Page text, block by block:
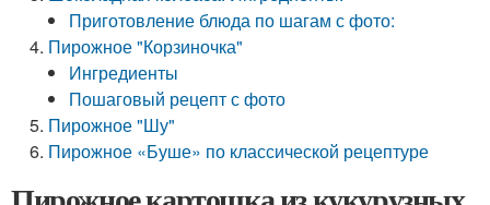
Приготовление блюда по шагам с фото:
Пирожное "Корзиночка"
Ингредиенты
Пошаговый рецепт с фото
Пирожное "Шу"
Пирожное «Буше» по классической рецептуре